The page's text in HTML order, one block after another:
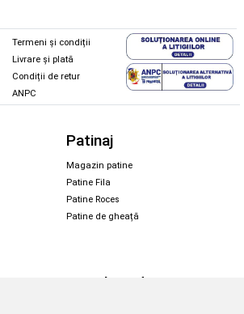
Termeni și condiții
Livrare și plată
Condiții de retur
ANPC
Patinaj
Magazin patine
Patine Fila
Patine Roces
Patine de gheață
Snowboard